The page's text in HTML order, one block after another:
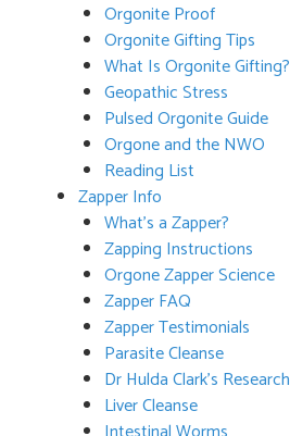
Orgonite Proof
Orgonite Gifting Tips
What Is Orgonite Gifting?
Geopathic Stress
Pulsed Orgonite Guide
Orgone and the NWO
Reading List
Zapper Info
What’s a Zapper?
Zapping Instructions
Orgone Zapper Science
Zapper FAQ
Zapper Testimonials
Parasite Cleanse
Dr Hulda Clark’s Research
Liver Cleanse